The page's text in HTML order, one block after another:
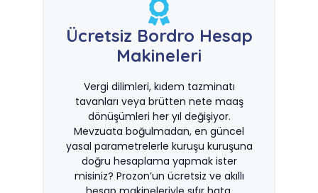
Ücretsiz Bordro Hesap
Makineleri
Vergi dilimleri, kıdem tazminatı
tavanları veya brütten nete maaş
dönüşümleri her yıl değişiyor.
Mevzuata boğulmadan, en güncel
yasal parametrelerle kuruşu kuruşuna
doğru hesaplama yapmak ister
misiniz? Prozon’un ücretsiz ve akıllı